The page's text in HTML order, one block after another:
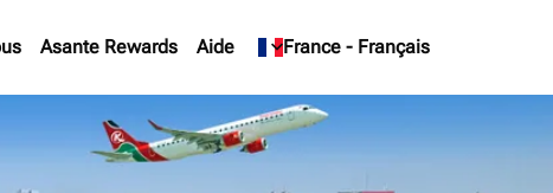
Asante Rewards Aide France - Français
keyboard_arrow_down